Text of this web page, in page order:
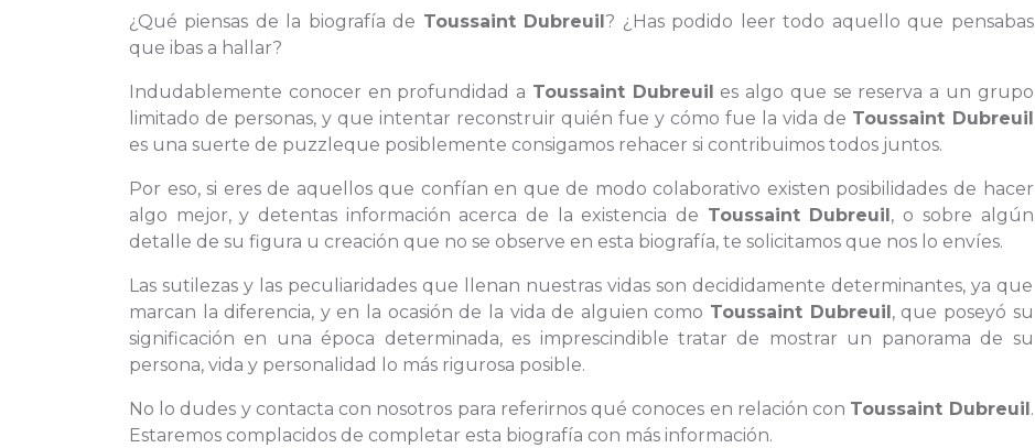
¿Qué piensas de la biografía de Toussaint Dubreuil? ¿Has podido leer todo aquello que pensabas
que ibas a hallar?
Indudablemente conocer en profundidad a Toussaint Dubreuil es algo que se reserva a un grupo
limitado de personas, y que intentar reconstruir quién fue y cómo fue la vida de Toussaint Dubreuil
es una suerte de puzzleque posiblemente consigamos rehacer si contribuimos todos juntos.
Por eso, si eres de aquellos que confían en que de modo colaborativo existen posibilidades de hacer
algo mejor, y detentas información acerca de la existencia de Toussaint Dubreuil, o sobre algún
detalle de su figura u creación que no se observe en esta biografía, te solicitamos que nos lo envíes.
Las sutilezas y las peculiaridades que llenan nuestras vidas son decididamente determinantes, ya que
marcan la diferencia, y en la ocasión de la vida de alguien como Toussaint Dubreuil, que poseyó su
significación en una época determinada, es imprescindible tratar de mostrar un panorama de su
persona, vida y personalidad lo más rigurosa posible.
No lo dudes y contacta con nosotros para referirnos qué conoces en relación con Toussaint Dubreuil.
Estaremos complacidos de completar esta biografía con más información.